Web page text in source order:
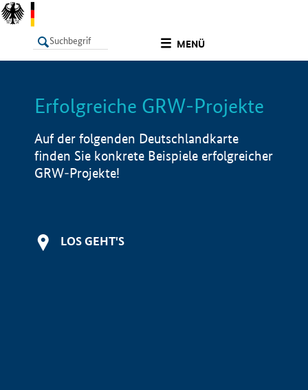
MENÜ
LISTE Info
Erfolgreiche GRW-Projekte
Auf der folgenden Deutschlandkarte
finden Sie konkrete Beispiele erfolgreicher
GRW-Projekte!
LOS GEHT'S